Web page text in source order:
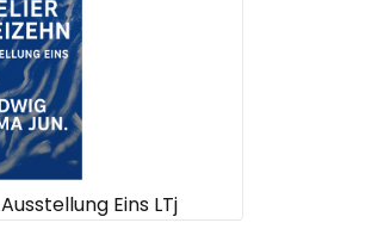
Ausstellung Eins LTj